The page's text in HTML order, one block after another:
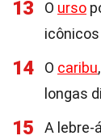
13 O urso
14 O caribu
longas
15
A lebre-